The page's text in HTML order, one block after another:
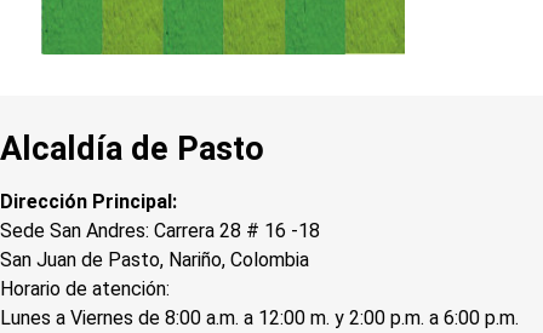
Alcaldía de Pasto
Dirección Principal:
Sede San Andres: Carrera 28 # 16 -18
San Juan de Pasto, Nariño, Colombia
Horario de atención:
Lunes a Viernes de 8:00 a.m. a 12:00 m. y 2:00 p.m. a 6:00 p.m.